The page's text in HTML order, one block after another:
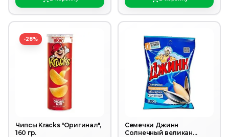
-28%
Чипсы Kracks "Оригинал",
160 гр.
Семечки Джинн
Солнечный великан